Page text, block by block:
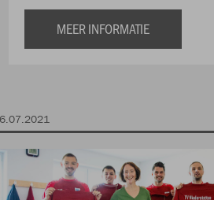
MEER INFORMATIE